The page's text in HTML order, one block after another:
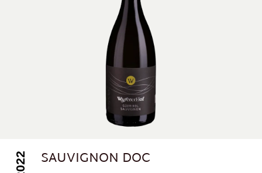
2022 SAUVIGNON DOC